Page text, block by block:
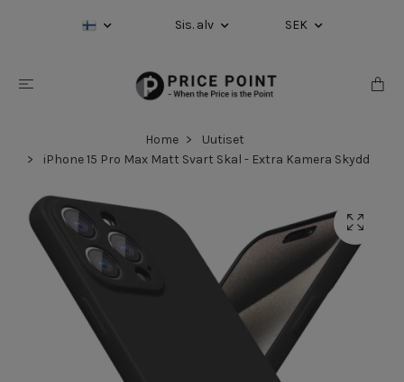
Sis. alv SEK
Home
Uutiset
iPhone 15 Pro Max Matt Svart Skal - Extra Kamera Skydd